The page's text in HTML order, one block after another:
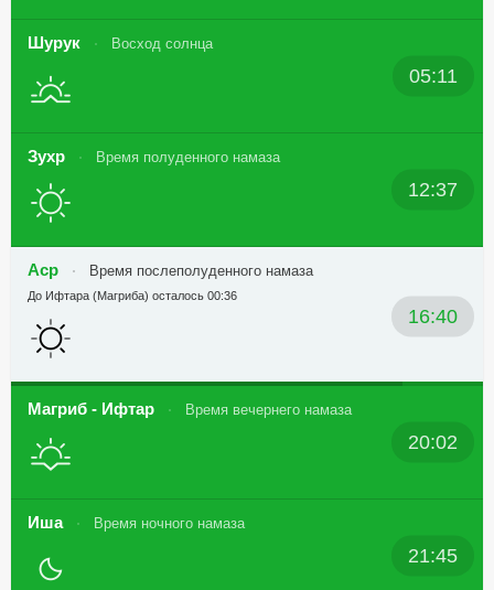
Шурук Восход солнца
05:11
Зухр Время полуденного намаза
12:37
Аср Время послеполуденного намаза
16:40
До Ифтара (Магриба) осталось 00:36
Магриб - Ифтар Время вечернего намаза
20:02
Иша Время ночного намаза
21:45